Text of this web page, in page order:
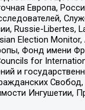
Европа,
Russie-Libertes,
Election
Фонд имени
for
и
Ингушетии,